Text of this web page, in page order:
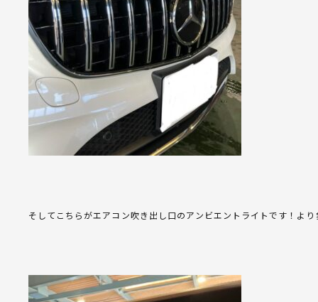
そしてこちらがエアコン吹き出し口のアンビエントライトです！より